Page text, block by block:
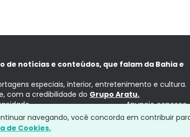
de notícias e conteúdos, que falam da Bahia e
especiais, interior, entretenimento e cultura.
com a credibilidade do Grupo Aratu.
Anuncie conosco
navegando, você concorda em contribuir
de Cookies.